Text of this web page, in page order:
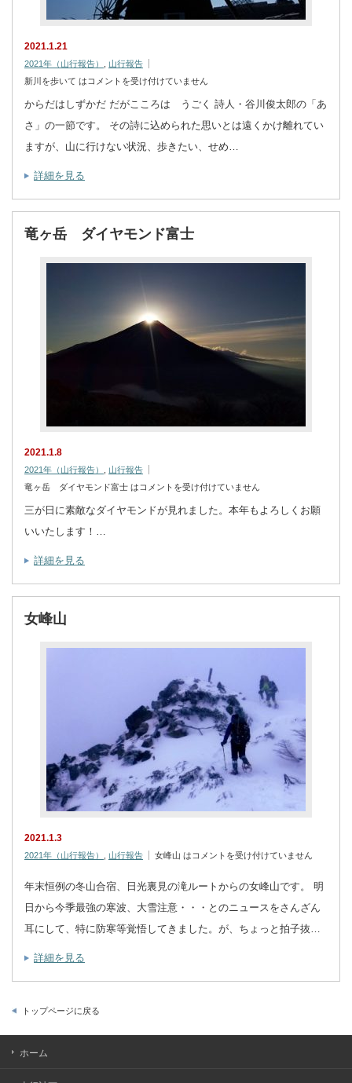
2021.1.21
2021年（山行報告）
山行報告
新川を歩いて は コメントを受け付けていません
からだはしずかだ だがこころは うごく 詩人・谷川俊太郎の「あ
さ」の一節です。 その詩に込められた思いとは遠くかけ離れてい
ますが、山に行けない状況、歩きたい、せめ…
詳細を見る
竜ヶ岳 ダイヤモンド富士
2021.1.8
2021年（山行報告）
山行報告
竜ヶ岳 ダイヤモンド富士 は コメントを受け付けていません
三が日に素敵なダイヤモンドが見れました。本年もよろしくお願
いいたします！…
詳細を見る
女峰山
2021.1.3
2021年（山行報告） 山行報告 女峰山 は コメントを受け付けていません
年末恒例の冬山合宿、日光裏見の滝ルートからの女峰山です。 明
日から今季最強の寒波、大雪注意・・・とのニュースをさんざん
耳にして、特に防寒等覚悟してきました。が、ちょっと拍子抜…
詳細を見る
トップページに戻る
ホーム